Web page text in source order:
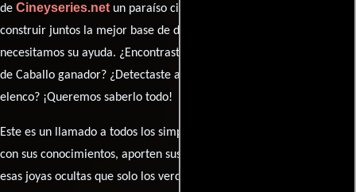
de Cineyseries.netun paraíso cinéfilo completo. Queremos
construir juntos la mejor base de datos cinematográfica, pero
necesitamos su ayuda. ¿Encontraste algún dato faltante en la ficha
de Caballo ganador? ¿Detectaste algún error en la sinopsis o el
elenco? ¡Queremos saberlo todo!
Este es un llamado a todos los simpatizantes del cine: contribuyan
con sus conocimientos, aporten sus descubrimientos y compartan
esas joyas ocultas que solo los verdaderos fanáticos conocen. Sus